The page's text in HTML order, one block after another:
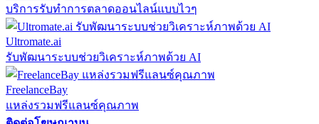
บริการรับทำการตลาดออนไลน์แบบไวๆ
Ultromate.ai
รับพัฒนาระบบช่วยวิเคราะห์ภาพด้วย AI
FreelanceBay
แหล่งรวมฟรีแลนซ์คุณภาพ